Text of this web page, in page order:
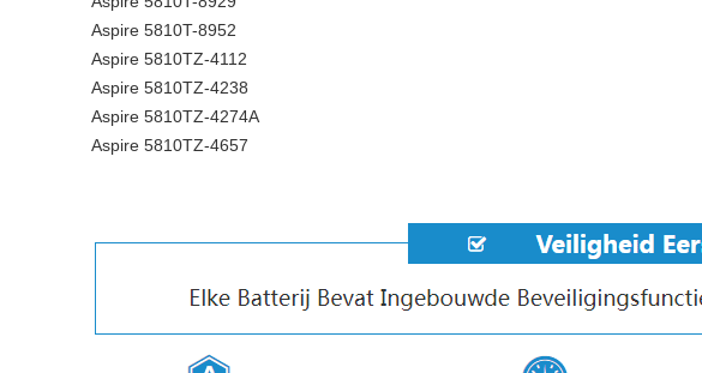
Aspire 5810T-8952
Aspire 5810TZ-4112
Aspire 5810TZ-4238
Aspire 5810TZ-4274A
Aspire 5810TZ-4657